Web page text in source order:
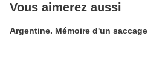
Vous aimerez aussi
Argentine. Mémoire d'un saccage